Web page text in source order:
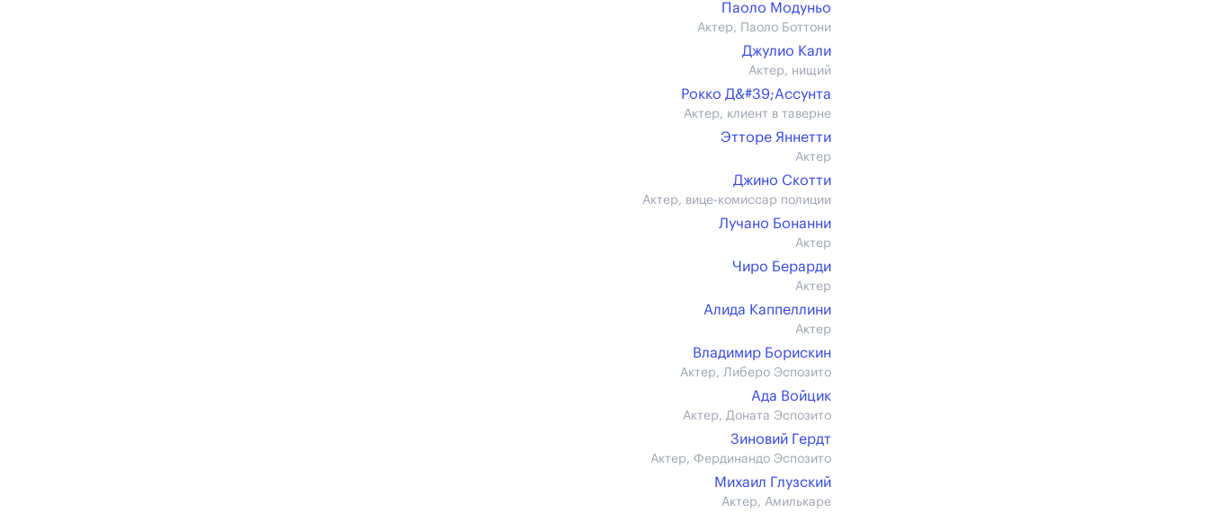
Паоло Модуньо
Актер, Паоло Боттони
Джулио Кали
Актер, нищий
Рокко Д&#39;Ассунта
Актер, клиент в таверне
Этторе Яннетти
Актер
Джино Скотти
Актер, вице-комиссар полиции
Лучано Бонанни
Актер
Чиро Берарди
Актер
Алида Каппеллини
Актер
Владимир Борискин
Актер, Либеро Эспозито
Ада Войцик
Актер, Доната Эспозито
Зиновий Гердт
Актер, Фердинандо Эспозито
Михаил Глузский
Актер, Амилькаре